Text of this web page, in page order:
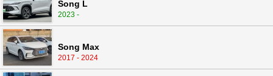
Song L
2023 -
Song Max
2017 - 2024